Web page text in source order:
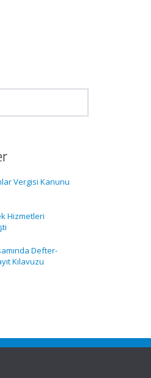
Vergisi Kanunu
Hizmetleri
Defter-
Kılavuzu